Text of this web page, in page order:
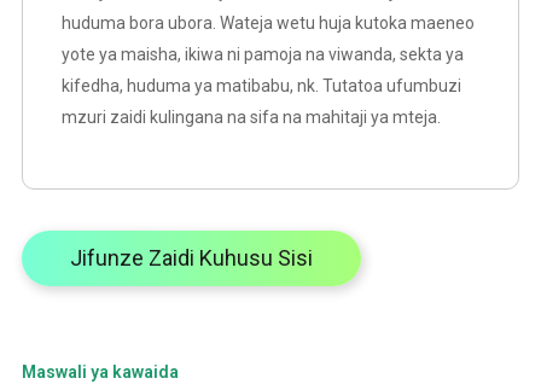
huduma bora ubora. Wateja wetu huja kutoka maeneo
yote ya maisha, ikiwa ni pamoja na viwanda, sekta ya
kifedha, huduma ya matibabu, nk. Tutatoa ufumbuzi
mzuri zaidi kulingana na sifa na mahitaji ya mteja.
Jifunze Zaidi Kuhusu Sisi
Maswali ya kawaida